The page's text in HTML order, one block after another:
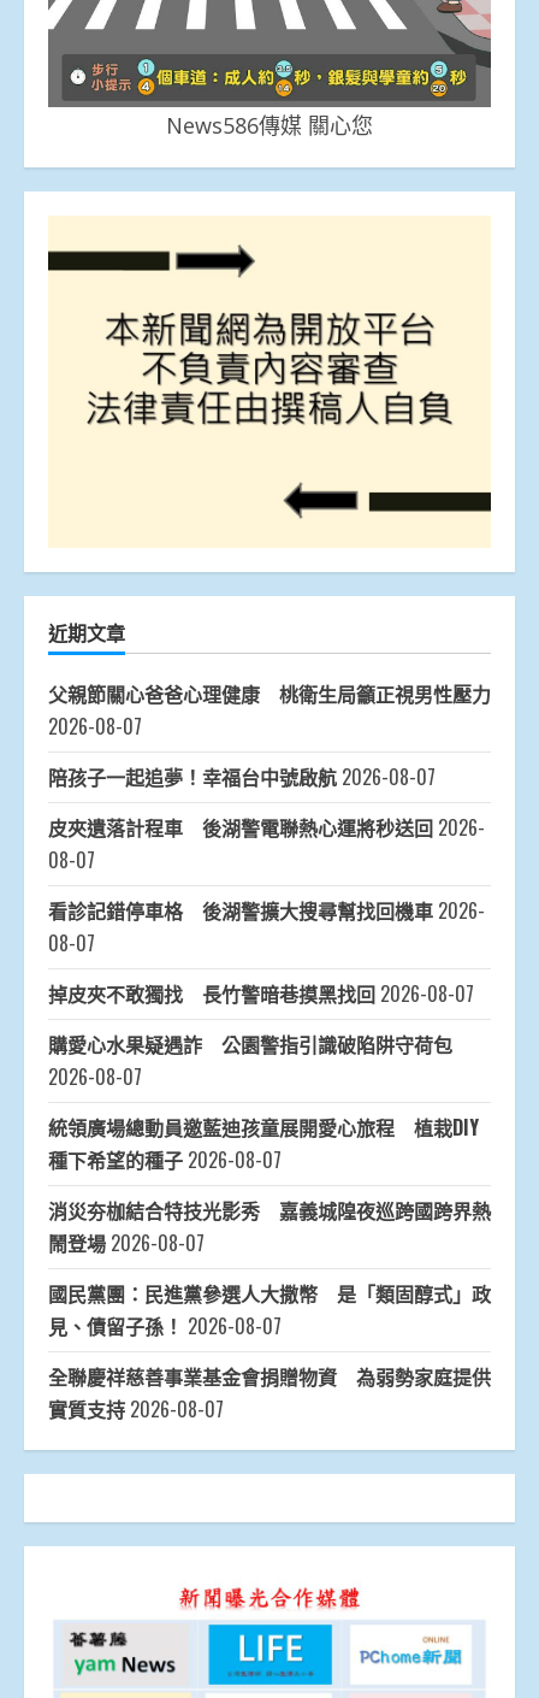
News586傳媒 關心您
近期文章
父親節關心爸爸心理健康 桃衛生局籲正視男性壓力
2026-08-07
陪孩子一起追夢！幸福台中號啟航 2026-08-07
皮夾遺落計程車 後湖警電聯熱心運將秒送回 2026-
08-07
看診記錯停車格 後湖警擴大搜尋幫找回機車 2026-
08-07
掉皮夾不敢獨找 長竹警暗巷摸黑找回 2026-08-07
購愛心水果疑遇詐 公園警指引識破陷阱守荷包
2026-08-07
統領廣場總動員邀藍迪孩童展開愛心旅程 植栽DIY
種下希望的種子 2026-08-07
消災夯枷結合特技光影秀 嘉義城隍夜巡跨國跨界熱
鬧登場 2026-08-07
國民黨團：民進黨參選人大撒幣 是「類固醇式」政
見、債留子孫！ 2026-08-07
全聯慶祥慈善事業基金會捐贈物資 為弱勢家庭提供
實質支持 2026-08-07